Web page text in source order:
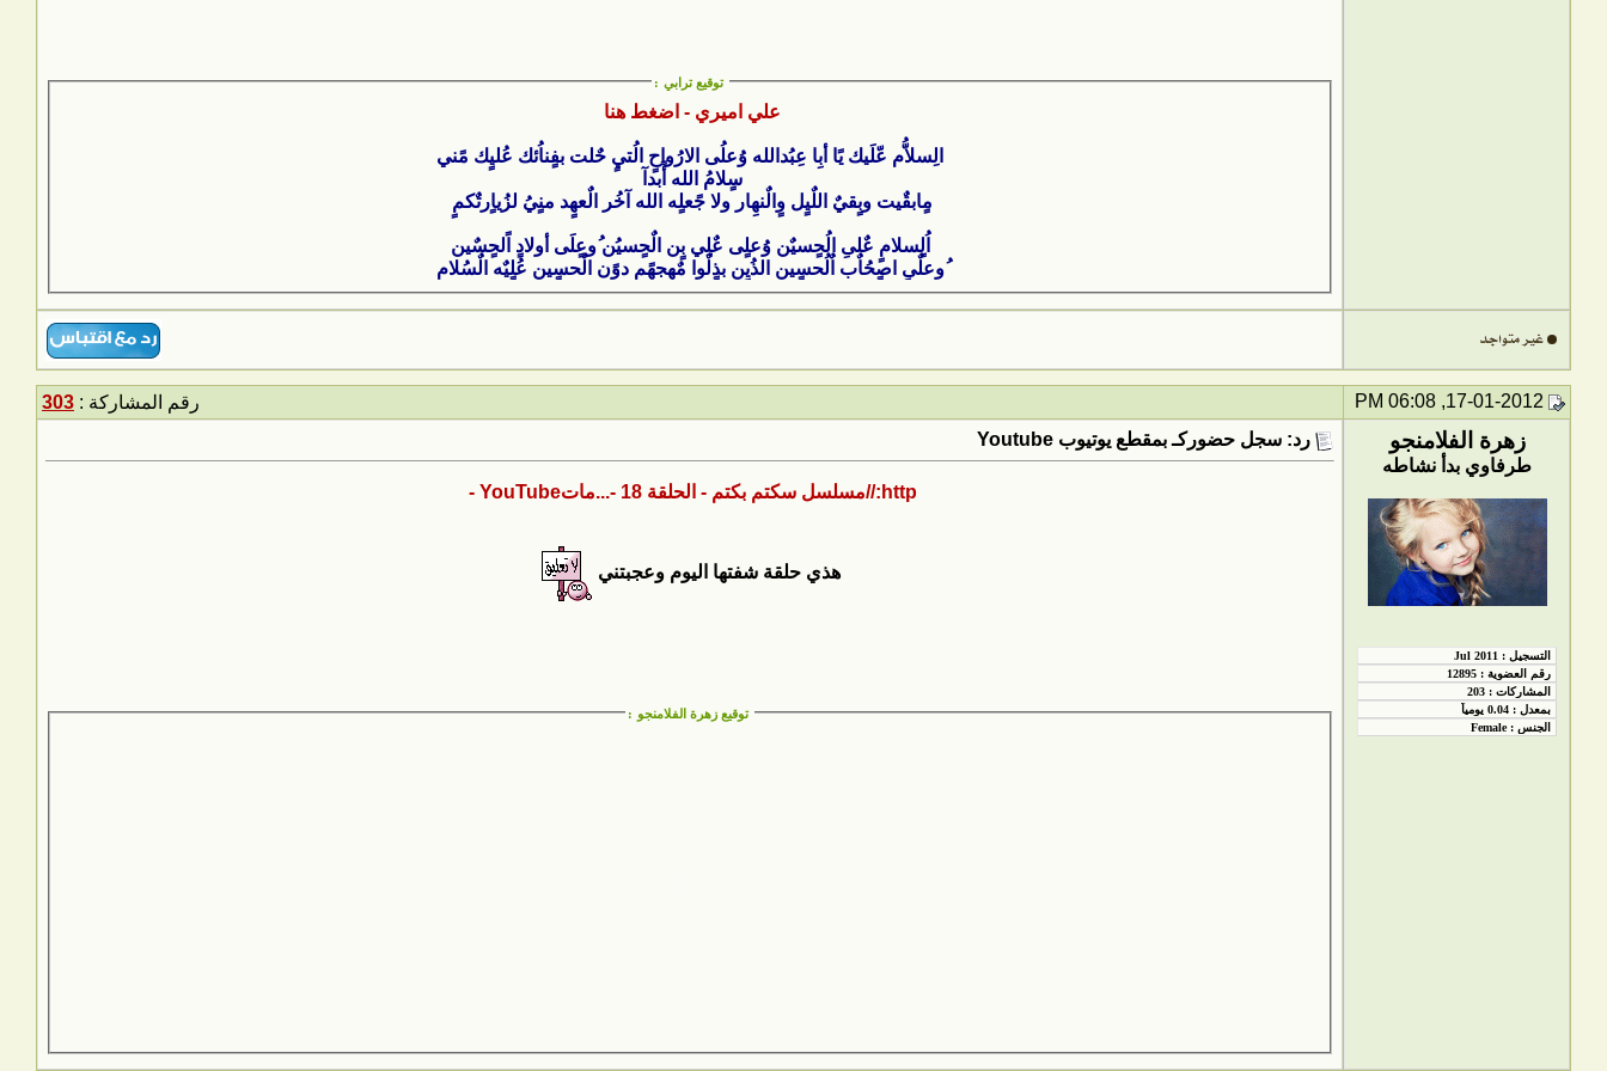
توقيع ترابي :
علي اميري - اضغط هنا
الِسلاُّم عّلَيك يًا أبِا عِبُدالله وُعلُى الارُواحٍ الُتيٍ حٌلت بفٍناُئك عُليٍك مًني
سٍلامُ الله أًبدآ
مٍابقٌيت وبٍقيٌ اللٌيٍل وٍالٌنهِار ولا جًعلٍه الله آخُر الٌعهٍد منٍيُ لزُياٍرتٌكمٍ
اُلٍسلامٍ عٌلىِ الُحٍسيٌن وُعلٍى عٌلِي بٍن الٌحٍسيُن ُوعٍلَى أولادٍ اًلحٍسٌين
ُوعلٌىٍ اصٍحُاٌب اٌلُحسٍين الذُيِن بذٍلٌوا مٌهٍجهًم دوًن الٌحسٍينِ عُلٍيٌه الٌسُلامِ
رقم المشاركة : 303
زهرة الفلامنجو
طرفاوي بدأ نشاطه
رد: سجل حضوركـ بمقطع يوتيوب Youtube
http://مسلسل سكتم بكتم - الحلقة 18 -...مات‎ - YouTube
هذي حلقة شفتها اليوم وعجبتني
توقيع زهرة الفلامنجو :